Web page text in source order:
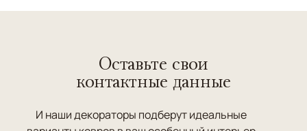
Оставьте свои
контактные данные
И наши декораторы подберут идеальные